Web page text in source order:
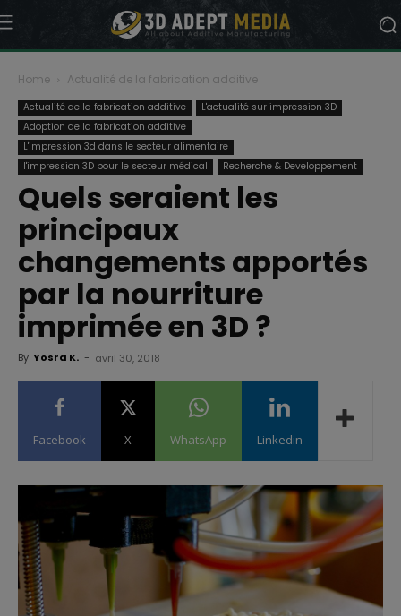
Home Actualité de la fabrication additive
Actualité de la fabrication additive
L'actualité sur impression 3D
Adoption de la fabrication additive
L'impression 3d dans le secteur alimentaire
l'impression 3D pour le secteur médical
Recherche & Developpement
Quels seraient les
principaux
changements apportés
par la nourriture
imprimée en 3D ?
By Yosra K. - avril 30, 2018
Facebook X WhatsApp Linkedin